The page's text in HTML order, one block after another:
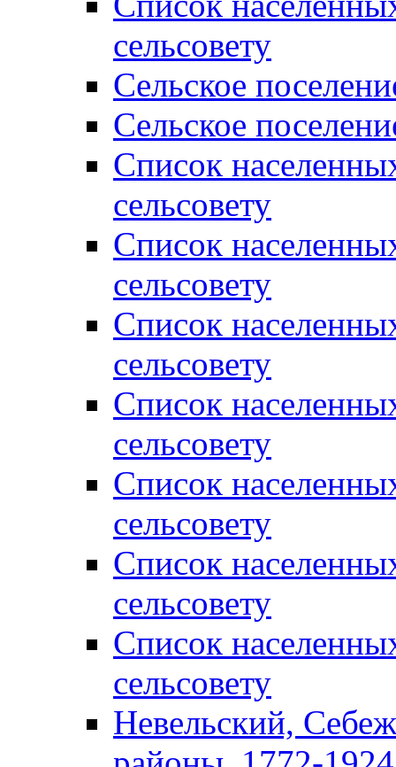
сельсовету
Сельское
Сельское
Список
сельсовету
Список
сельсовету
Список
сельсовету
Список
сельсовету
Список
сельсовету
Список
сельсовету
Список
сельсовету
Невельский,